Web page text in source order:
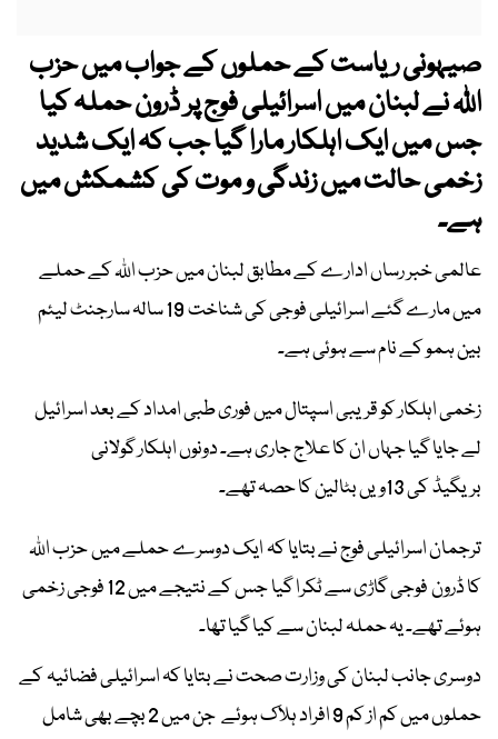
صیہونی ریاست کے حملوں کے جواب میں حزب
اللہ نے لبنان میں اسرائیلی فوج پر ڈرون حملہ کیا
جس میں ایک اہلکار مارا گیا جب کہ ایک شدید
زخمی حالت میں زندگی و موت کی کشمکش میں
ہے۔
عالمی خبر رساں ادارے کے مطابق لبنان میں حزب اللہ کے حملے
میں مارے گئے اسرائیلی فوجی کی شناخت 19 سالہ سارجنٹ لیئم
بین ہمو کے نام سے ہوئی ہے۔
زخمی اہلکار کو قریبی اسپتال میں فوری طبی امداد کے بعد اسرائیل
لے جایا گیا جہاں ان کا علاج جاری ہے۔ دونوں اہلکار گولانی
بریگیڈ کی 13ویں بٹالین کا حصہ تھے۔
ترجمان اسرائیلی فوج نے بتایا کہ ایک دوسرے حملے میں حزب اللہ
کا ڈرون فوجی گاڑی سے ٹکرا گیا جس کے نتیجے میں 12 فوجی زخمی
ہوئے تھے۔ یہ حملہ لبنان سے کیا گیا تھا۔
دوسری جانب لبنان کی وزارت صحت نے بتایا کہ اسرائیلی فضائیہ کے
حملوں میں کم از کم 9 افراد ہلاک ہوئے جن میں 2 بچے بھی شامل